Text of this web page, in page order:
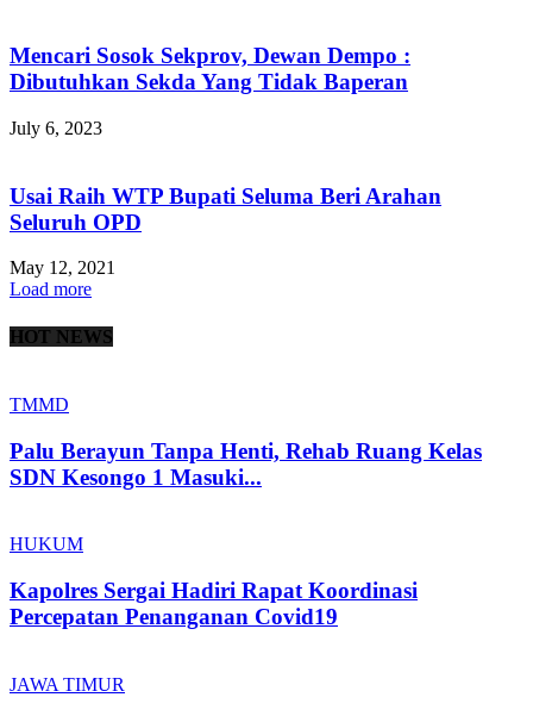
Mencari Sosok Sekprov, Dewan Dempo :
Dibutuhkan Sekda Yang Tidak Baperan
July 6, 2023
Usai Raih WTP Bupati Seluma Beri Arahan
Seluruh OPD
May 12, 2021
Load more
HOT NEWS
TMMD
Palu Berayun Tanpa Henti, Rehab Ruang Kelas
SDN Kesongo 1 Masuki...
HUKUM
Kapolres Sergai Hadiri Rapat Koordinasi
Percepatan Penanganan Covid19
JAWA TIMUR